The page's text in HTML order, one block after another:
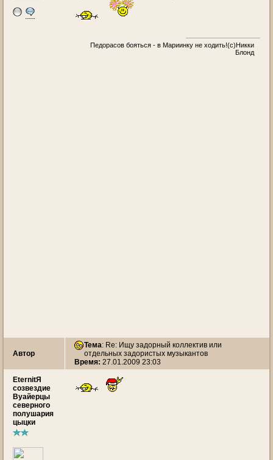
Педорасов бояться - в Мариинку не ходить!(с)Никки
Блонд
Автор
Тема: Re: Ищу задорный коллектив или
отдельных задористых музыкантов
Время: 27.01.2009 23:03
EternitЯ
созвездие
Вуайерцы
северного
полушария
цыцки